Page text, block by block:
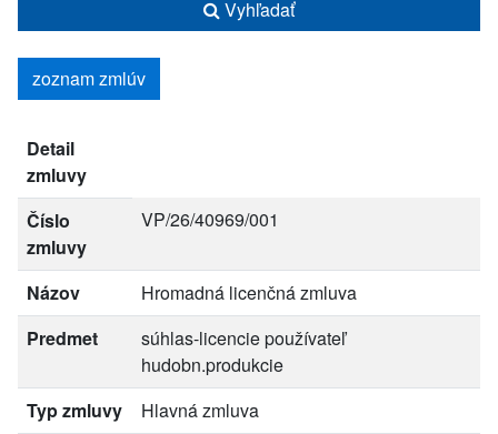
Vyhľadať
zoznam zmlúv
Detail
zmluvy
Číslo
zmluvy
VP/26/40969/001
Názov
Hromadná licenčná zmluva
Predmet
súhlas-licencie používateľ
hudobn.produkcie
Typ zmluvy
Hlavná zmluva